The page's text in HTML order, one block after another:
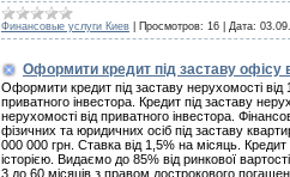
Финансовые услуги Киев Просмотров: 16 Дата:
Оформити кредит під заставу офісу
Оформити кредит під заставу нерухомості від
приватного інвестора. Кредит під заставу
нерухомості від приватного інвестора.
фізичних та юридичних осіб під заставу
000 000 грн. Ставка від 1,5% на місяць.
історією. Видаємо до 85% від ринкової
3 до 60 місяців з правом дострокового